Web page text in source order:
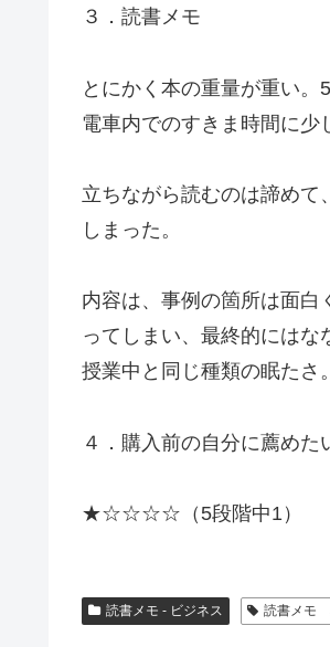
３．読書メモ
とにかく本の重量が重い
電車内でのすきま時間に少
立ちながら読むのは諦め
しまった。
内容は、事例の箇所は面白
ってしまい、最終的には
授業中と同じ種類の眠たさ。
４．購入前の自分に薦めた
★☆☆☆☆（5段階中1）
読書メモ - ビジネス 読書メモ